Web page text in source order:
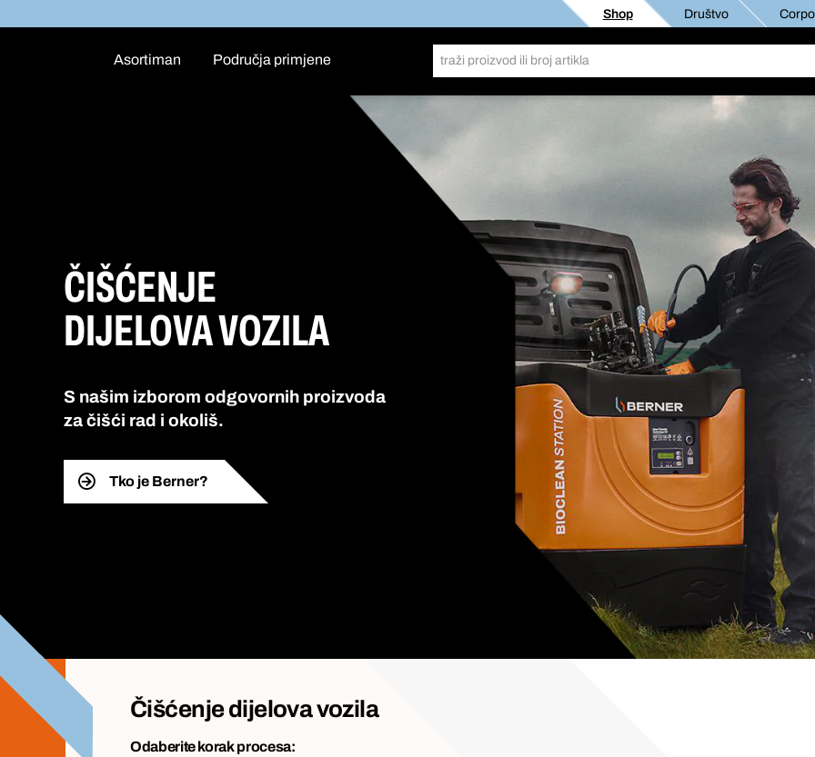
Shop Društvo
Asortiman Područja primjene
ČIŠĆENJE
DIJELOVA VOZILA
S našim izborom odgovornih proizvoda
za čišći rad i okoliš.
Tko je Berner?
Čišćenje dijelova vozila
Odaberite korak procesa: